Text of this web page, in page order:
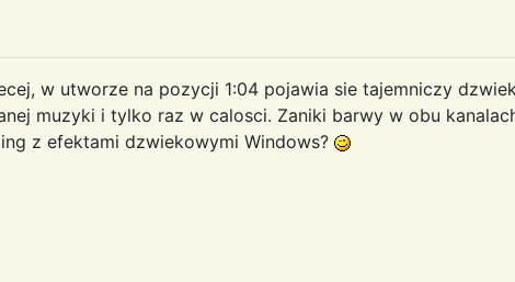
w utworze na pozycji 1:04 pojawia sie tajemniczy
muzyki i tylko raz w calosci. Zaniki barwy w obu
z efektami dzwiekowymi Windows?